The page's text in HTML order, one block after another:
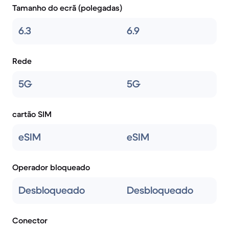
Tamanho do ecrã (polegadas)
6.3 6.9
Rede
5G 5G
cartão SIM
eSIM eSIM
Operador bloqueado
Desbloqueado Desbloqueado
Conector